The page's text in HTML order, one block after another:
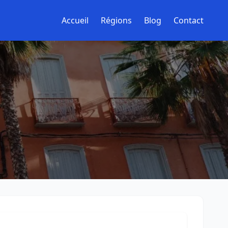
Accueil Régions Blog Contact